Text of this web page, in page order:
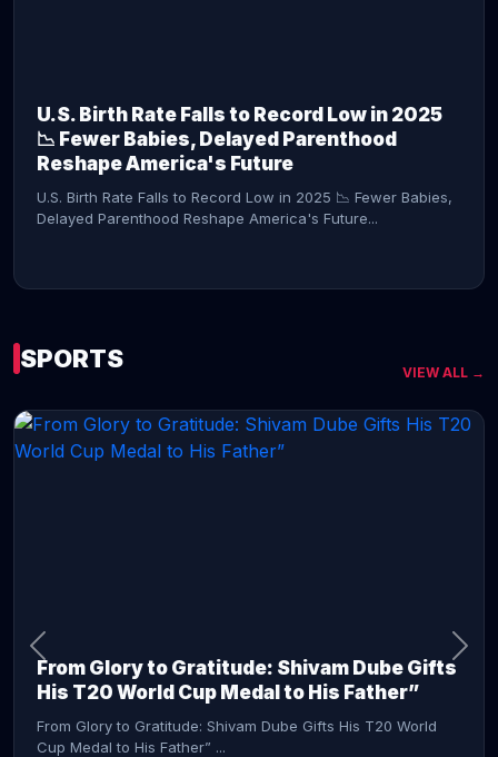
U.S. Birth Rate Falls to Record Low in 2025
📉 Fewer Babies, Delayed Parenthood
Reshape America's Future
U.S. Birth Rate Falls to Record Low in 2025 📉 Fewer Babies,
Delayed Parenthood Reshape America's Future...
SPORTS VIEW ALL →
From Glory to Gratitude: Shivam Dube Gifts
His T20 World Cup Medal to His Father”
From Glory to Gratitude: Shivam Dube Gifts His T20 World
Cup Medal to His Father” ...